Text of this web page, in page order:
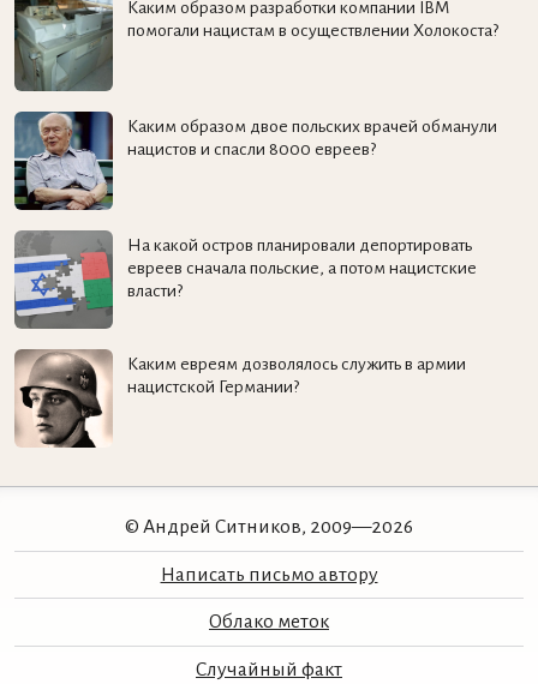
Каким образом разработки компании IBM
помогали нацистам в осуществлении Холокоста?
Каким образом двое польских врачей обманули
нацистов и спасли 8000 евреев?
На какой остров планировали депортировать
евреев сначала польские, а потом нацистские
власти?
Каким евреям дозволялось служить в армии
нацистской Германии?
© Андрей Ситников, 2009—2026
Написать письмо автору
Облако меток
Случайный факт